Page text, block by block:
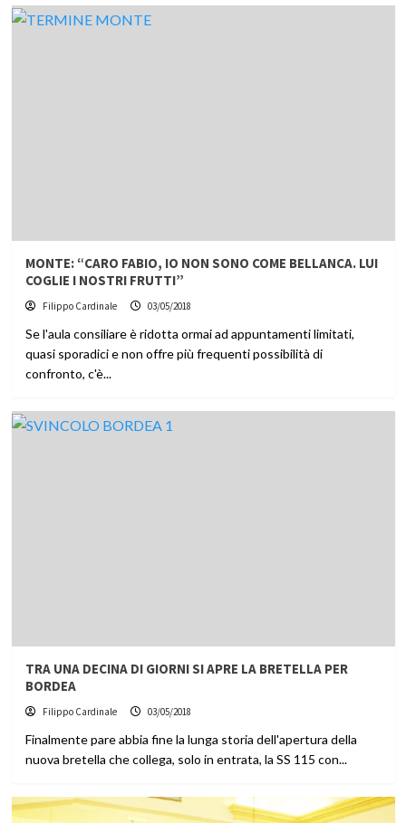
MONTE: “CARO FABIO, IO NON SONO COME BELLANCA. LUI
COGLIE I NOSTRI FRUTTI”
Filippo Cardinale 03/05/2018
Se l'aula consiliare è ridotta ormai ad appuntamenti limitati,
quasi sporadici e non offre più frequenti possibilità di
confronto, c'è...
TRA UNA DECINA DI GIORNI SI APRE LA BRETELLA PER
BORDEA
Filippo Cardinale 03/05/2018
Finalmente pare abbia fine la lunga storia dell'apertura della
nuova bretella che collega, solo in entrata, la SS 115 con...